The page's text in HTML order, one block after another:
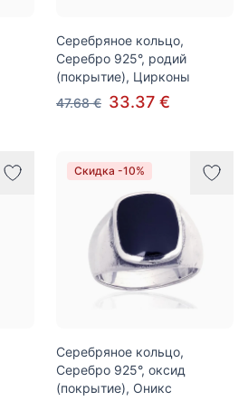
Серебряное кольцо,
Серебро 925°, родий
(покрытие), Цирконы
47.68 € 33.37 €
Скидка -10%
Серебряное кольцо,
Серебро 925°, оксид
(покрытие), Оникс